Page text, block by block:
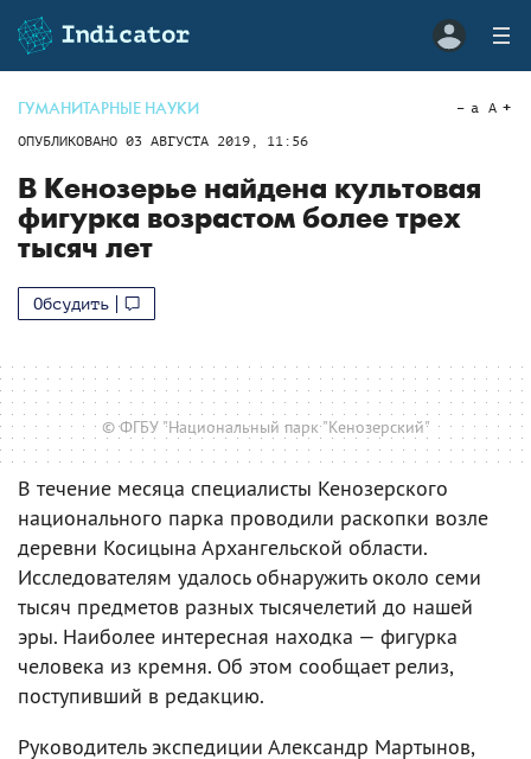
ГУМАНИТАРНЫЕ НАУКИ
ОПУБЛИКОВАНО 03 АВГУСТА 2019, 11:56
a A
В Кенозерье найдена культовая
фигурка возрастом более трех
тысяч лет
Обсудить
© ФГБУ "Национальный парк "Кенозерский"
В течение месяца специалисты Кенозерского
национального парка проводили раскопки возле
деревни Косицына Архангельской области.
Исследователям удалось обнаружить около семи
тысяч предметов разных тысячелетий до нашей
эры. Наиболее интересная находка — фигурка
человека из кремня. Об этом сообщает релиз,
поступивший в редакцию.
Руководитель экспедиции Александр Мартынов,